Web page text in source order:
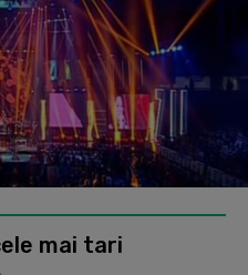
mai tari